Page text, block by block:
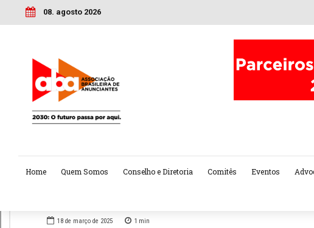
08. agosto 2026
Home Quem Somos Conselho e Diretoria Comitês Eventos
18 de março de 2025 1 min